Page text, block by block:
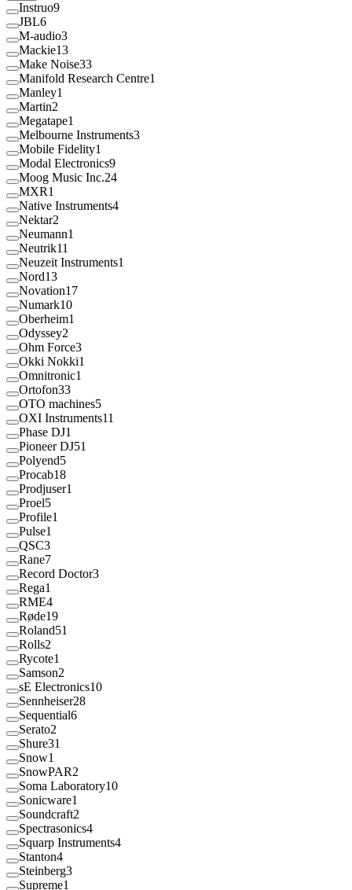
Instruo9
JBL6
M-audio3
Mackie13
Make Noise33
Manifold Research Centre1
Manley1
Martin2
Megatape1
Melbourne Instruments3
Mobile Fidelity1
Modal Electronics9
Moog Music Inc.24
MXR1
Native Instruments4
Nektar2
Neumann1
Neutrik11
Neuzeit Instruments1
Nord13
Novation17
Numark10
Oberheim1
Odyssey2
Ohm Force3
Okki Nokki1
Omnitronic1
Ortofon33
OTO machines5
OXI Instruments11
Phase DJ1
Pioneer DJ51
Polyend5
Procab18
Prodjuser1
Proel5
Profile1
Pulse1
QSC3
Rane7
Record Doctor3
Rega1
RME4
Røde19
Roland51
Rolls2
Rycote1
Samson2
sE Electronics10
Sennheiser28
Sequential6
Serato2
Shure31
Snow1
SnowPAR2
Soma Laboratory10
Sonicware1
Soundcraft2
Spectrasonics4
Squarp Instruments4
Stanton4
Steinberg3
Supreme1